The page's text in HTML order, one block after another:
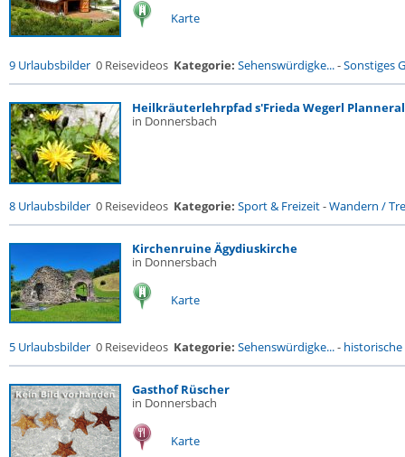
Karte
9 Urlaubsbilder 0 Reisevideos Kategorie: Sehenswürdigke...-Sonstiges
Heilkräuterlehrpfad s'Frieda Wegerl
in Donnersbach
8 Urlaubsbilder 0 Reisevideos Kategorie: Sport & Freizeit-Wandern /
Kirchenruine Ägydiuskirche
in Donnersbach
Karte
5 Urlaubsbilder 0 Reisevideos Kategorie: Sehenswürdigke...- historische
Gasthof Rüscher
in Donnersbach
Karte